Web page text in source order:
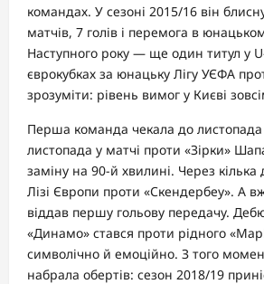
командах. У сезоні 2015/16 він
матчів, 7 голів і перемога в
Наступного року — ще один титул у
єврокубках за юнацьку Лігу УЄФА
зрозуміти: рівень вимог у Києві
Перша команда чекала до листопада
листопада у матчі проти «Зірки»
заміну на 90-й хвилині. Через
Лізі Європи проти «Скендербеу». А
віддав першу гольову передачу.
«Динамо» стався проти рідного
символічно й емоційно. З того
набрала обертів: сезон 2018/19